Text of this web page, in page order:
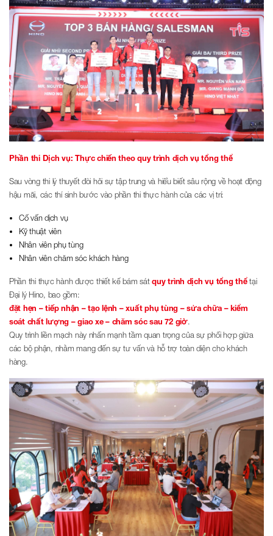
Phần thi Dịch vụ: Thực chiến theo quy trình dịch vụ tổng thể
Sau vòng thi lý thuyết đòi hỏi sự tập trung và hiểu biết sâu rộng về hoạt động
hậu mãi, các thí sinh bước vào phần thi thực hành của các vị trí:
Cố vấn dịch vụ
Kỹ thuật viên
Nhân viên phụ tùng
Nhân viên chăm sóc khách hàng
Phần thi thực hành được thiết kế bám sátquy trình dịch vụ tổng thểtại
Đại lý Hino, bao gồm:
đặt hẹn – tiếp nhận – tạo lệnh – xuất phụ tùng – sửa chữa – kiểm
soát chất lượng – giao xe – chăm sóc sau 72 giờ.
Quy trình liền mạch này nhấn mạnh tầm quan trọng của sự phối hợp giữa
các bộ phận, nhằm mang đến sự tư vấn và hỗ trợ toàn diện cho khách
hàng.